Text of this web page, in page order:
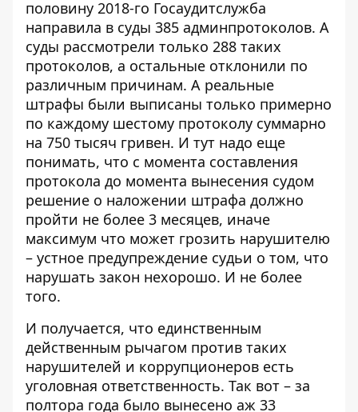
половину 2018-го Госаудитслужба
направила в суды 385 админпротоколов. А
суды рассмотрели только 288 таких
протоколов, а остальные отклонили по
различным причинам. А реальные
штрафы были выписаны только примерно
по каждому шестому протоколу суммарно
на 750 тысяч гривен. И тут надо еще
понимать, что с момента составления
протокола до момента вынесения судом
решение о наложении штрафа должно
пройти не более 3 месяцев, иначе
максимум что может грозить нарушителю
– устное предупреждение судьи о том, что
нарушать закон нехорошо. И не более
того.
И получается, что единственным
действенным рычагом против таких
нарушителей и коррупционеров есть
уголовная ответственность. Так вот – за
полтора года было вынесено аж 33